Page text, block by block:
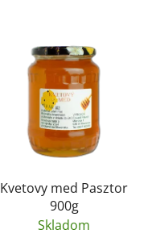
Kvetovy med Pasztor
900g
Skladom